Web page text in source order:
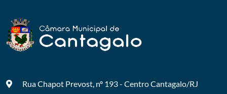
Rua Chapot Prevost, nº 193 - CentroCantagalo/RJ